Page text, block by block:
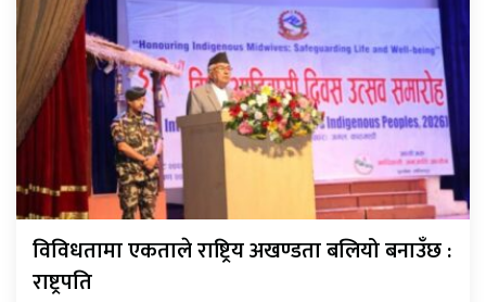
विविधतामा एकताले राष्ट्रिय अखण्डता बलियो बनाउँछ :
राष्ट्रपति